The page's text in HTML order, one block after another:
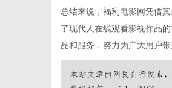
总结来说，福利电影网凭借
了现代人在线观看影视作品
品和服务，努力为广大用户带